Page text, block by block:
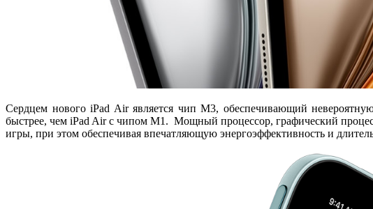
Сердцем нового iPad Air является чип M3, обеспечивающий
быстрее, чем iPad Air с чипом M1. Мощный процессор, графический
игры, при этом обеспечивая впечатляющую энергоэффективность и